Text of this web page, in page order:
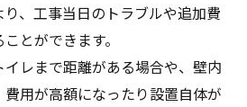
、工事当日のトラブルや追加費
とができます。
レまで距離がある場合や、壁内
用が高額になったり設置自体が